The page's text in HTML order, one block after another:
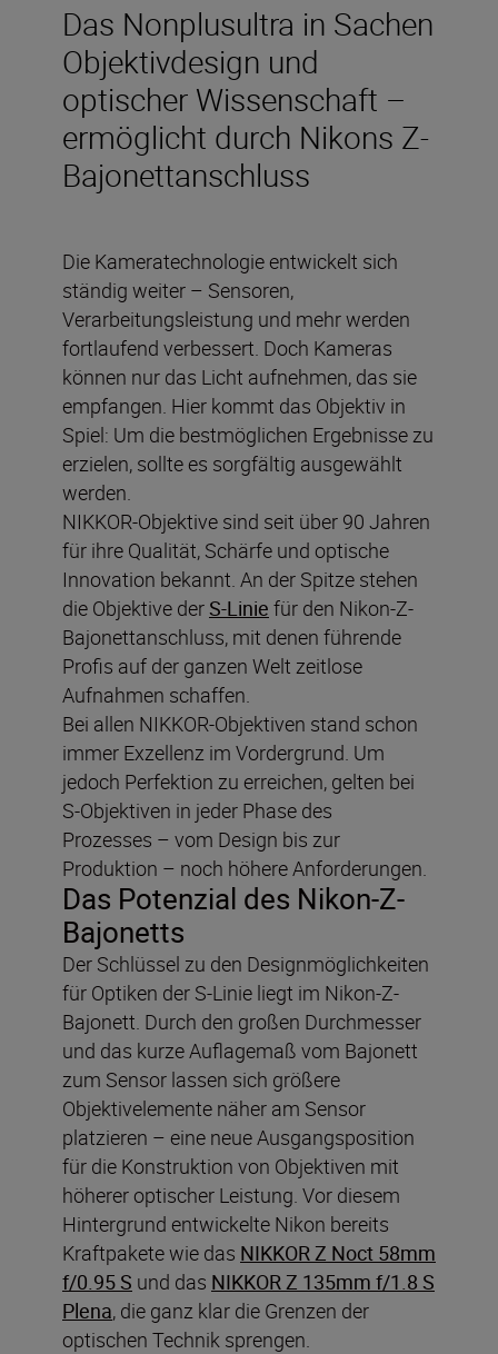
Das Nonplusultra in Sachen
Objektivdesign und
optischer Wissenschaft –
ermöglicht durch Nikons Z-
Bajonettanschluss
Die Kameratechnologie entwickelt sich
ständig weiter – Sensoren,
Verarbeitungsleistung und mehr werden
fortlaufend verbessert. Doch Kameras
können nur das Licht aufnehmen, das sie
empfangen. Hier kommt das Objektiv in
Spiel: Um die bestmöglichen Ergebnisse zu
erzielen, sollte es sorgfältig ausgewählt
werden.
NIKKOR-Objektive sind seit über 90 Jahren
für ihre Qualität, Schärfe und optische
Innovation bekannt. An der Spitze stehen
die Objektive derS-Linie für den Nikon-Z-
Bajonettanschluss, mit denen führende
Profis auf der ganzen Welt zeitlose
Aufnahmen schaffen.
Bei allen NIKKOR-Objektiven stand schon
immer Exzellenz im Vordergrund. Um
jedoch Perfektion zu erreichen, gelten bei
S-Objektiven in jeder Phase des
Prozesses – vom Design bis zur
Produktion – noch höhere Anforderungen.
Das Potenzial des Nikon-Z-
Bajonetts
Der Schlüssel zu den Designmöglichkeiten
für Optiken der S-Linie liegt im Nikon-Z-
Bajonett. Durch den großen Durchmesser
und das kurze Auflagemaß vom Bajonett
zum Sensor lassen sich größere
Objektivelemente näher am Sensor
platzieren – eine neue Ausgangsposition
für die Konstruktion von Objektiven mit
höherer optischer Leistung. Vor diesem
Hintergrund entwickelte Nikon bereits
Kraftpakete wie das NIKKOR Z Noct 58mm
f/0.95 S und das NIKKOR Z 135mm f/1.8 S
Plena, die ganz klar die Grenzen der
optischen Technik sprengen.